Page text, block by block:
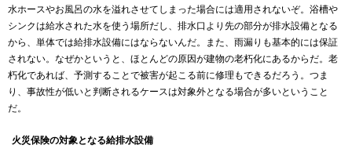
水ホースやお風呂の水を溢れさせてしまった場合には適用されないぞ。浴槽や
シンクは給水された水を使う場所だし、排水口より先の部分が排水設備となる
から、単体では給排水設備にはならないんだ。また、雨漏りも基本的には保証
されない。なぜかというと、ほとんどの原因が建物の老朽化にあるからだ。老
朽化であれば、予測することで被害が起こる前に修理もできるだろう。つま
り、事故性が低いと判断されるケースは対象外となる場合が多いということ
だ。
火災保険の対象となる給排水設備